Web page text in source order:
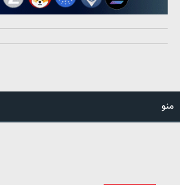
منو